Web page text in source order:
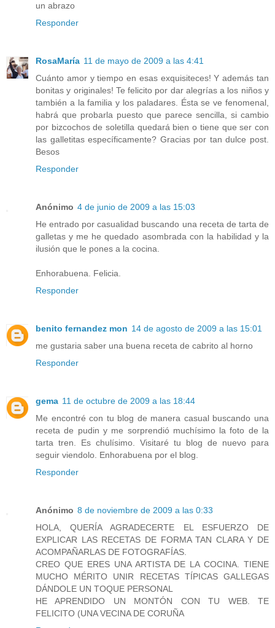
un abrazo
Responder
RosaMaría 11 de mayo de 2009 a las 4:41
Cuánto amor y tiempo en esas exquisiteces! Y además tan
bonitas y originales! Te felicito por dar alegrías a los niños y
también a la familia y los paladares. Ésta se ve fenomenal,
habrá que probarla puesto que parece sencilla, si cambio
por bizcochos de soletilla quedará bien o tiene que ser con
las galletitas específicamente? Gracias por tan dulce post.
Besos
Responder
Anónimo 4 de junio de 2009 a las 15:03
He entrado por casualidad buscando una receta de tarta de
galletas y me he quedado asombrada con la habilidad y la
ilusión que le pones a la cocina.
Enhorabuena. Felicia.
Responder
benito fernandez mon 14 de agosto de 2009 a las 15:01
me gustaria saber una buena receta de cabrito al horno
Responder
gema 11 de octubre de 2009 a las 18:44
Me encontré con tu blog de manera casual buscando una
receta de pudin y me sorprendió muchísimo la foto de la
tarta tren. Es chulísimo. Visitaré tu blog de nuevo para
seguir viendolo. Enhorabuena por el blog.
Responder
Anónimo 8 de noviembre de 2009 a las 0:33
HOLA, QUERÍA AGRADECERTE EL ESFUERZO DE
EXPLICAR LAS RECETAS DE FORMA TAN CLARA Y DE
ACOMPAÑARLAS DE FOTOGRAFÍAS.
CREO QUE ERES UNA ARTISTA DE LA COCINA. TIENE
MUCHO MÉRITO UNIR RECETAS TÍPICAS GALLEGAS
DÁNDOLE UN TOQUE PERSONAL
HE APRENDIDO UN MONTÓN CON TU WEB. TE
FELICITO (UNA VECINA DE CORUÑA